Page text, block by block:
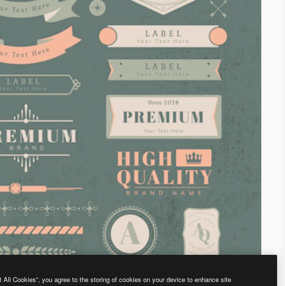
All Cookies”, you agree to the storing of cookies on your device to enhance site